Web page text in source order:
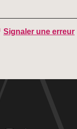
Signaler une erreur